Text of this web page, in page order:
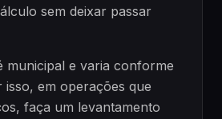
sem deixar passar
municipal e varia conforme
em operações que
faça um levantamento